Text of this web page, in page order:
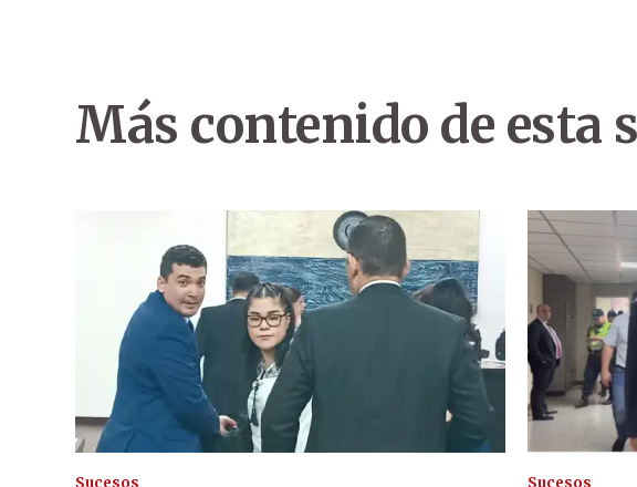
Más contenido de esta